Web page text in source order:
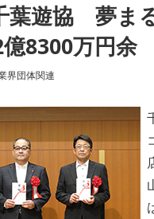
葉遊協 夢ま
8300万円余
ゴリー
界団体関連